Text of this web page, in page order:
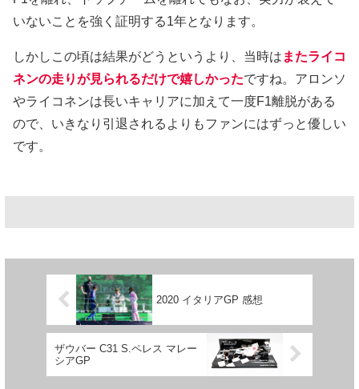
いないことを強く証明する1年となります。
しかしこの頃は結果がどうというより、当時は またライコ
ネンの走りが見られるだけで嬉しかったですね。アロンソ
やライコネンは長いキャリアに加えて一度F1離脱がある
ので、いきなり引退されるよりもファンにはずっと優しい
です。
2020 イタリアGP 感想
ザウバー C31 S.ペレス マレー
シアGP